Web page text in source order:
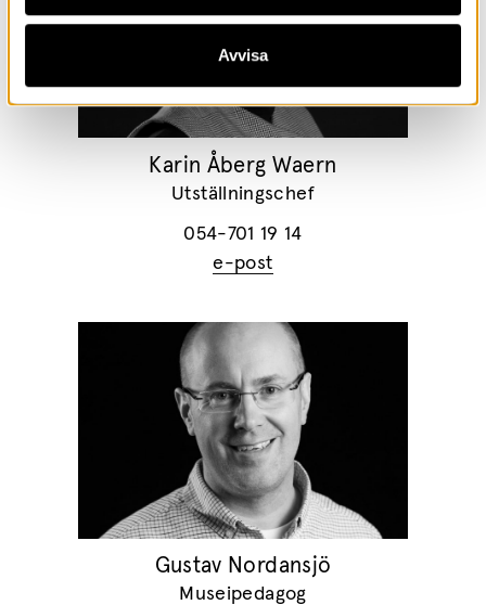
Avvisa
Karin Åberg Waern
Utställningschef
054-701 19 14
e-post
Gustav Nordansjö
Museipedagog